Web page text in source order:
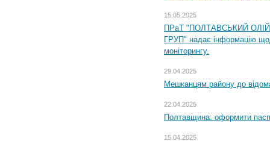
15.05.2025
ПРаТ "ПОЛТАВСЬКИЙ
ГРУП" надає інформацію
моніторингу.
29.04.2025
Мешканцям району до
22.04.2025
Полтавщина: оформити
15.04.2025